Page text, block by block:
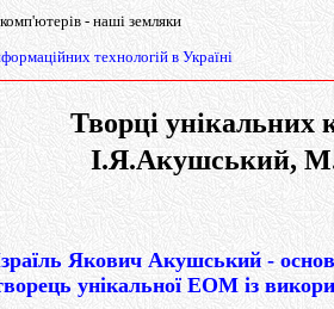
- наші земляки
технологій в Україні
Творці
І.Я.Акушський,
Якович Акушський -
унікальної ЕОМ із